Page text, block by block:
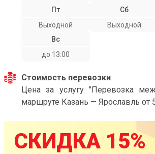
Пт
Выходной
Сб
Выходной
Вс
до 13:00
Стоимость перевозки
Цена за услугу "Перевозка
маршруте Казань — Ярославль от
СКИДКА 15%